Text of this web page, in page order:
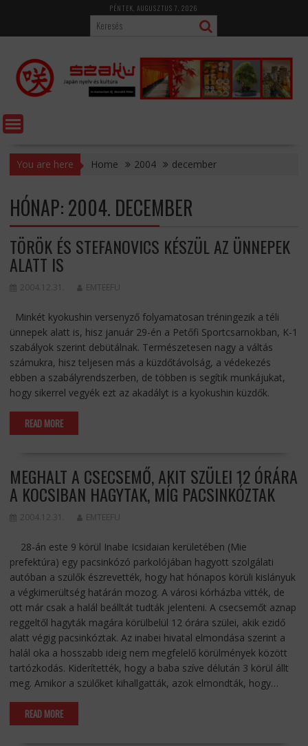
content
PÉNTEK, AUGUSZTUS 7, 2026
You are here Home 2004 december
HÓNAP:2004. DECEMBER
TÖRÖK ÉS STEFANOVICS KÉSZÜL AZ ÜNNEPEK
ALATT IS
2004.12.31. EMTEEFU
Minkét kyokushin versenyző folyamatosan tréningezik a téli
ünnepek alatt is, hisz január 29-én a Petőfi Sportcsarnokban, K-1
szabályok szerint debütálnak. Természetesen nagy a váltás
számukra, hisz teljesen más a küzdőtávolság, a védekezés
ebben a szabályrendszerben, de többen is segítik munkájukat,
hogy sikerrel vegyék ezt az akadályt is a kyokushin küzdők.
READ MORE
MEGHALT A CSECSEMŐ, AKIT SZÜLEI 12 ÓRÁRA
A KOCSIBAN HAGYTAK, MÍG PACSINKÓZTAK
2004.12.31. EMTEEFU
28-án este 9 körül Inabe Icsidaian kerületében (Mie
prefektúra) egy pacsinkózó parkolójában hagyott szolgálati
autóban a szülők észrevették, hogy hat hónapos körüli kislányuk
a végkimerültség határán mozog. A városi kórházba vitték, de
ott már csak a halál beálltát tudták jelenteni. A csecsemőt aznap
reggeltől hagyták magára körülbelül 12 órára szülei, akik ezidő
alatt végig pacsinkóztak. Az inabei hivatal elmondása szerint a
halál oka a hosszabb ideig nem megfelelő körülmények között
tartózkodás. Kiderítették, hogy a baba szíve délután 3 körül állt
meg. Amikor a szülőket kihallgatták, azok elmondták, hogy…
READ MORE